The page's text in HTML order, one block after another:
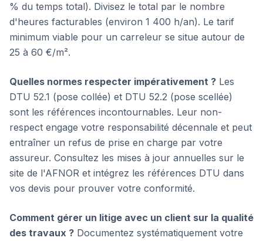
% du temps total). Divisez le total par le nombre
d'heures facturables (environ 1 400 h/an). Le tarif
minimum viable pour un carreleur se situe autour de
25 à 60 €/m².
Quelles normes respecter impérativement ? Les
DTU 52.1 (pose collée) et DTU 52.2 (pose scellée)
sont les références incontournables. Leur non-
respect engage votre responsabilité décennale et peut
entraîner un refus de prise en charge par votre
assureur. Consultez les mises à jour annuelles sur le
site de l'AFNOR et intégrez les références DTU dans
vos devis pour prouver votre conformité.
Comment gérer un litige avec un client sur la qualité
des travaux ? Documentez systématiquement votre